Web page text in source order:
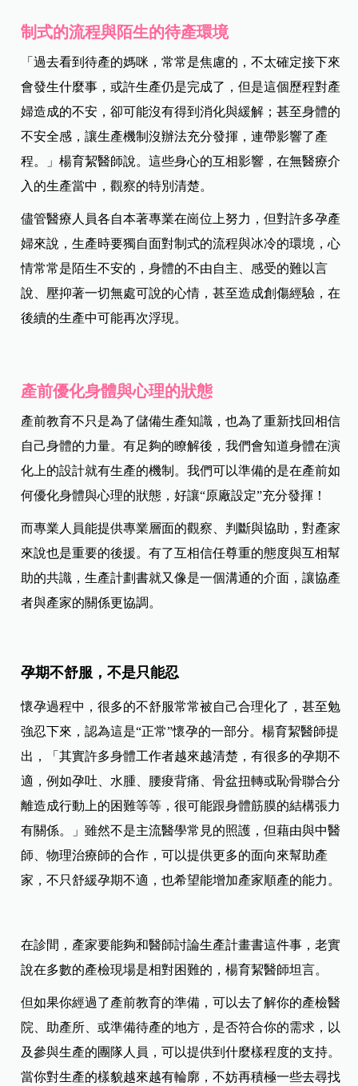
制式的流程與陌生的待產環境
「過去看到待產的媽咪，常常是焦慮的，不太確定接下來
會發生什麼事，或許生產仍是完成了，但是這個歷程對產
婦造成的不安，卻可能沒有得到消化與緩解；甚至身體的
不安全感，讓生產機制沒辦法充分發揮，連帶影響了產
程。」楊育絜醫師說。這些身心的互相影響，在無醫療介
入的生產當中，觀察的特別清楚。
儘管醫療人員各自本著專業在崗位上努力，但對許多孕產
婦來說，生產時要獨自面對制式的流程與冰冷的環境，心
情常常是陌生不安的，身體的不由自主、感受的難以言
說、壓抑著一切無處可說的心情，甚至造成創傷經驗，在
後續的生產中可能再次浮現。
產前優化身體與心理的狀態
產前教育不只是為了儲備生產知識，也為了重新找回相信
自己身體的力量。有足夠的瞭解後，我們會知道身體在演
化上的設計就有生產的機制。我們可以準備的是在產前如
何優化身體與心理的狀態，好讓“原廠設定”充分發揮！
而專業人員能提供專業層面的觀察、判斷與協助，對產家
來說也是重要的後援。有了互相信任尊重的態度與互相幫
助的共識，生產計劃書就又像是一個溝通的介面，讓協產
者與產家的關係更協調。
孕期不舒服，不是只能忍
懷孕過程中，很多的不舒服常常被自己合理化了，甚至勉
強忍下來，認為這是“正常”懷孕的一部分。楊育絜醫師提
出，「其實許多身體工作者越來越清楚，有很多的孕期不
適，例如孕吐、水腫、腰痠背痛、骨盆扭轉或恥骨聯合分
離造成行動上的困難等等，很可能跟身體筋膜的結構張力
有關係。」雖然不是主流醫學常見的照護，但藉由與中醫
師、物理治療師的合作，可以提供更多的面向來幫助產
家，不只舒緩孕期不適，也希望能增加產家順產的能力。
在診間，產家要能夠和醫師討論生產計畫書這件事，老實
說在多數的產檢現場是相對困難的，楊育絜醫師坦言。
但如果你經過了產前教育的準備，可以去了解你的產檢醫
院、助產所、或準備待產的地方，是否符合你的需求，以
及參與生產的團隊人員，可以提供到什麼樣程度的支持。
當你對生產的樣貌越來越有輪廓，不妨再積極一些去尋找